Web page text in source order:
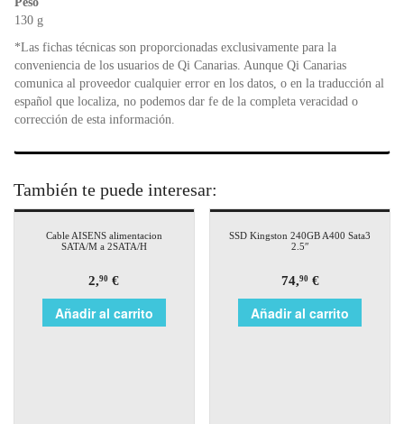
130 g
*Las fichas técnicas son proporcionadas exclusivamente para la
conveniencia de los usuarios de Qi Canarias. Aunque Qi Canarias
comunica al proveedor cualquier error en los datos, o en la traducción al
español que localiza, no podemos dar fe de la completa veracidad o
corrección de esta información.
También te puede interesar:
Cable AISENS alimentacion
SATA/M a 2SATA/H
2,90 €
Añadir al carrito
SSD Kingston 240GB A400 Sata3
2.5″
74,90€
Añadir al carrito